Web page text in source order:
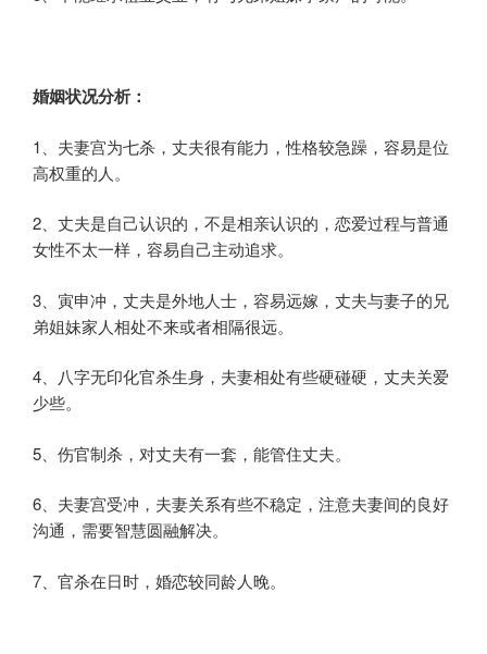
婚姻状况分析：
1、夫妻宫为七杀，丈夫很有能力，性格较急躁，容易是位
高权重的人。
2、丈夫是自己认识的，不是相亲认识的，恋爱过程与普通
女性不太一样，容易自己主动追求。
3、寅申冲，丈夫是外地人士，容易远嫁，丈夫与妻子的兄
弟姐妹家人相处不来或者相隔很远。
4、八字无印化官杀生身，夫妻相处有些硬碰硬，丈夫关爱
少些。
5、伤官制杀，对丈夫有一套，能管住丈夫。
6、夫妻宫受冲，夫妻关系有些不稳定，注意夫妻间的良好
沟通，需要智慧圆融解决。
7、官杀在日时，婚恋较同龄人晚。